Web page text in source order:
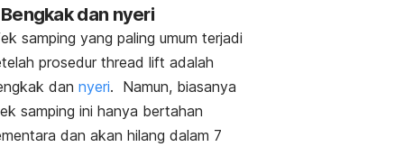
Bengkak dan nyeri
samping yang paling umum terjadi
prosedur thread lift adalah
dan nyeri. Namun, biasanya
samping ini hanya bertahan
dan akan hilang dalam 7